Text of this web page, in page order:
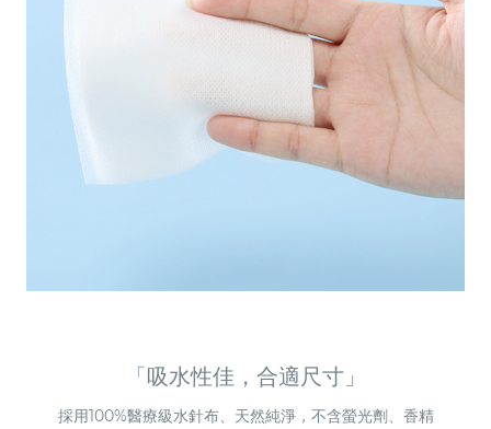
「吸水性佳，合適尺寸」
採用100%醫療級水針布、天然純淨，不含螢光劑、香精